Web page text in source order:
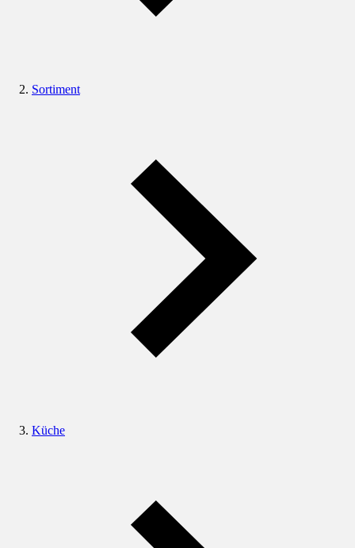
Sortiment
Küche